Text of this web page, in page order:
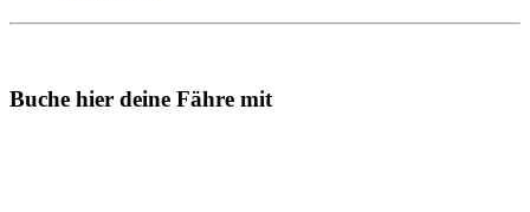
Buche hier deine Fähre mit